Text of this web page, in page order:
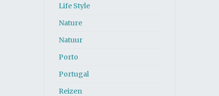
Life Style
Nature
Natuur
Porto
Portugal
Reizen